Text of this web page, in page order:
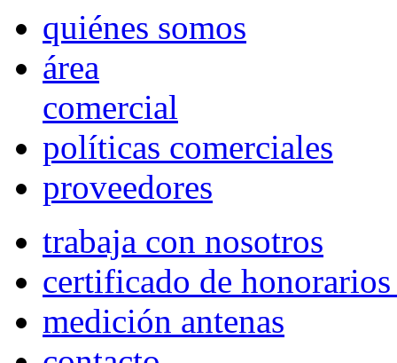
quiénes somos
área
comercial
políticas comerciales
proveedores
trabaja con nosotros
certificado de
medición antenas